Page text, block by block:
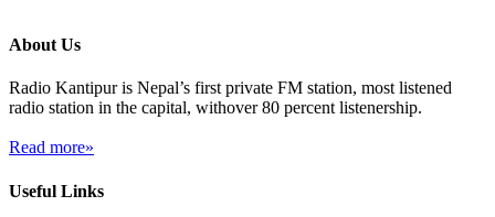
About Us
Radio Kantipur is Nepal’s first private FM station, most listened
radio station in the capital, withover 80 percent listenership.
Read more»
Useful Links